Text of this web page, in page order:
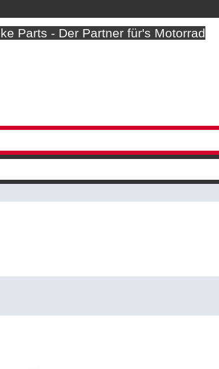
Parts - Der Partner für's Motorrad